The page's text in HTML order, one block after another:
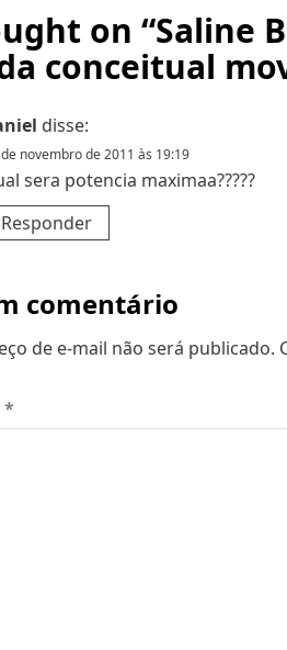
on “Saline
conceitual
disse:
novembro de 2011 às 19:19
sera potencia maximaa?????
Responder
comentário
de e-mail não será publicado.
*